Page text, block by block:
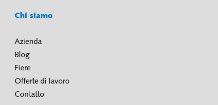
Chi siamo
Azienda
Blog
Fiere
Offerte di lavoro
Contatto